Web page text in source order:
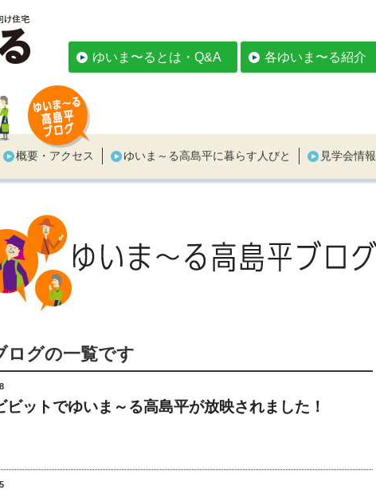
ゆいま〜るとは・Q&A 各ゆいま〜る紹介
概要・アクセス ゆいま～る高島平に暮らす人びと 見学会情報
ログの一覧です
ビットでゆいま～る高島平が放映されました！